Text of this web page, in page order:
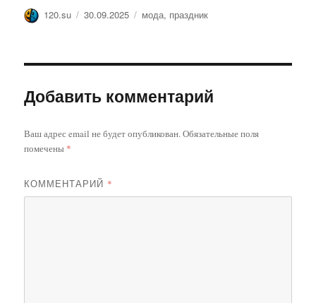
Автор
120.su Опубликовано
30.09.2025 Метки
мода, праздник
Добавить комментарий
Ваш адрес email не будет опубликован. Обязательные поля
помечены *
КОММЕНТАРИЙ *